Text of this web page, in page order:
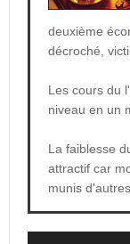
deuxième
décroché,
Les cours du
niveau en un
La faiblesse
attractif car
munis